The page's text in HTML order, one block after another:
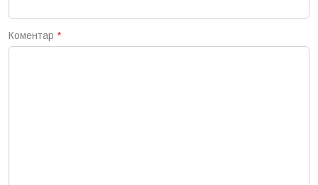
Коментар *